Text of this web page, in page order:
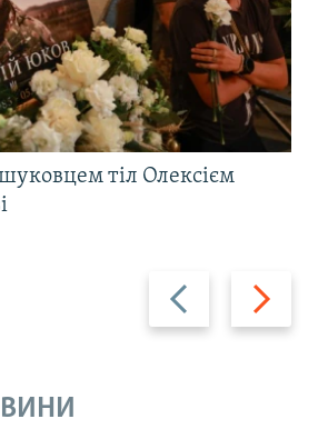
Назад Вперед
тіл Олексієм